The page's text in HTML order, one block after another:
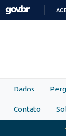
Skip to main content
Dados
Contato